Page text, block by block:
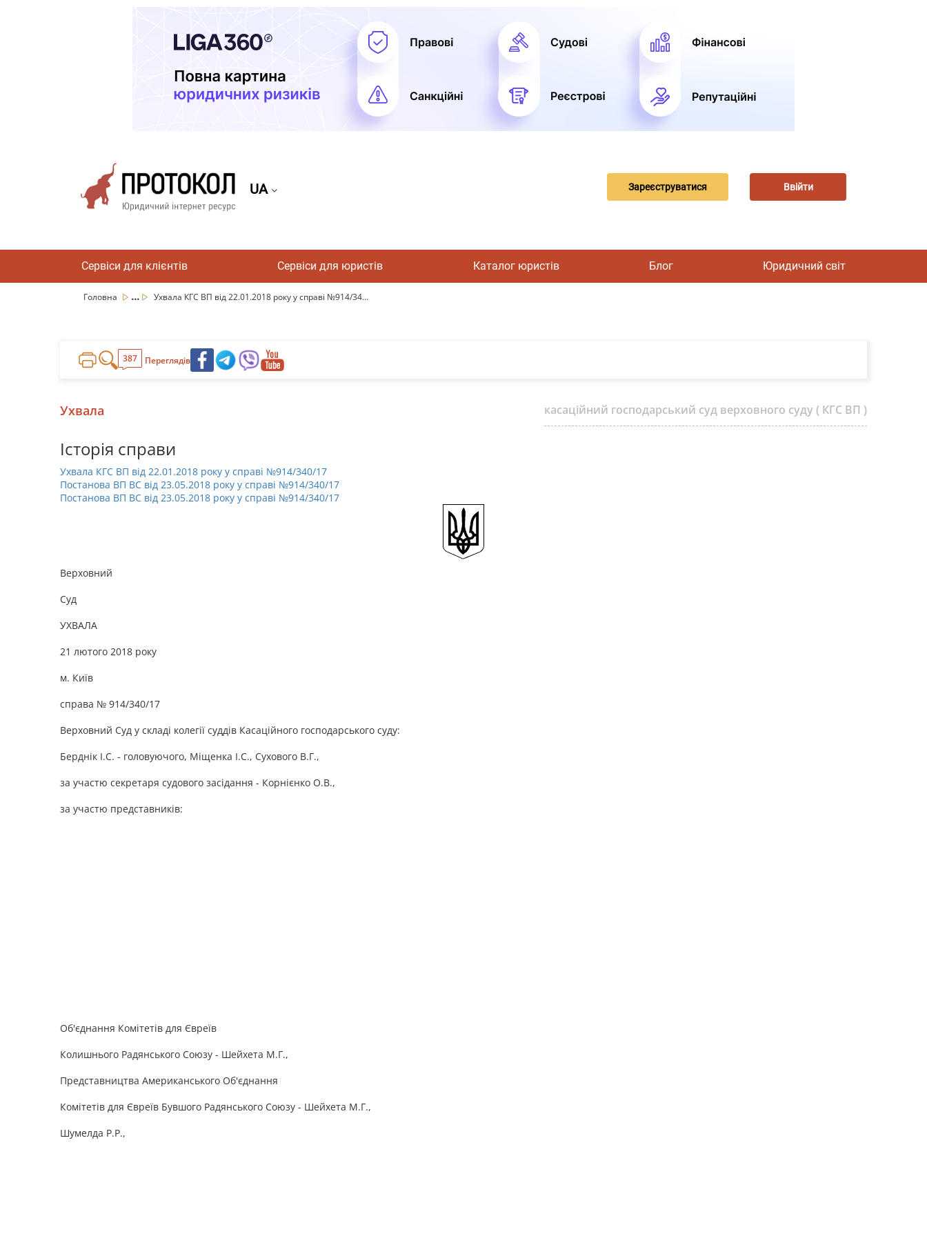
UA Зареєструватися Ввійти
Сервіси для клієнтів Сервіси для юристів Каталог юристів Блог Юридичний світ
Головна ... Ухвала КГС ВП від 22.01.2018 року у справі №914/34...
387 Переглядів
Ухвала касаційний господарський суд верховного суду ( КГС ВП )
Історія справи
Ухвала КГС ВП від 22.01.2018 року у справі №914/340/17
Постанова ВП ВС від 23.05.2018 року у справі №914/340/17
Постанова ВП ВС від 23.05.2018 року у справі №914/340/17
Верховний
Суд
УХВАЛА
21 лютого 2018 року
м. Київ
справа № 914/340/17
Верховний Суд у складі колегії суддів Касаційного господарського суду:
Берднік І.С. - головуючого, Міщенка І.С., Сухового В.Г.,
за участю секретаря судового засідання - Корнієнко О.В.,
за участю представників:
Об'єднання Комітетів для Євреїв
Колишнього Радянського Союзу - Шейхета М.Г.,
Представництва Американського Об'єднання
Комітетів для Євреїв Бувшого Радянського Союзу - Шейхета М.Г.,
Шумелда Р.Р.,